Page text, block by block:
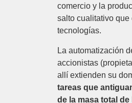
comercio y la
salto cualitativo
tecnologías.
La automatización
accionistas
allí extienden su
tareas que
de la masa total